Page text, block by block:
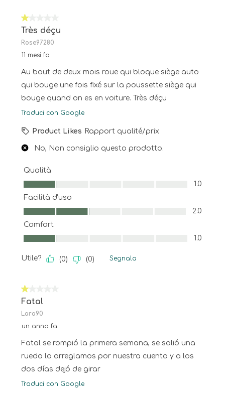
1 su 5 stelle.
Très déçu
Rose97280
11 mesi fa
Au bout de deux mois roue qui bloque siège auto
qui bouge une fois fixé sur la poussette siège qui
bouge quand on es en voiture. Très déçu
Traduci con Google
Product Likes Rapport qualité/prix
No, Non consiglio questo prodotto.
Qualità
Qualità, 1.0 su 5
1.0
Facilità d'uso
Facilità d'uso, 2.0 su 5
2.0
Comfort
Comfort, 1.0 su 5
1.0
Utile? (0) (0) Segnala
1 su 5 stelle.
Fatal
Lara90
un anno fa
Fatal se rompió la primera semana, se salió una
rueda la arreglamos por nuestra cuenta y a los
dos días dejó de girar
Traduci con Google